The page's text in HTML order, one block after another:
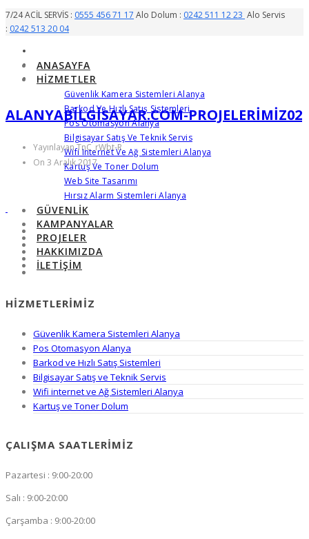
7/24 ACİL SERVİS : 0555 456 71 17 Alo Dolum : 0242 511 12 23 Alo Servis
: 0242 513 20 04
ANASAYFA
HIZMETLER
Güvenlik Kamera Sistemleri Alanya
Barkod Ve Hızlı Satış Sistemleri
Pos Otomasyon Alanya
Bilgisayar Satış Ve Teknik Servis
Wifi Internet Ve Ağ Sistemleri Alanya
Kartuş Ve Toner Dolum
Web Site Tasarımı
Hırsız Alarm Sistemleri Alanya
GÜVENLIK
KAMPANYALAR
PROJELER
HAKKIMIZDA
İLETIŞIM
ALANYABILGISAYAR.COM-PROJELERIMIZ02
Yayınlayan TnC_rWbt-R
On 3 Aralık 2017
HIZMETLERIMIZ
Güvenlik Kamera Sistemleri Alanya
Pos Otomasyon Alanya
Barkod ve Hızlı Satış Sistemleri
Bilgisayar Satış ve Teknik Servis
Wifi internet ve Ağ Sistemleri Alanya
Kartuş ve Toner Dolum
ÇALIŞMA SAATLERIMIZ
Pazartesi : 9:00-20:00
Salı : 9:00-20:00
Çarşamba : 9:00-20:00